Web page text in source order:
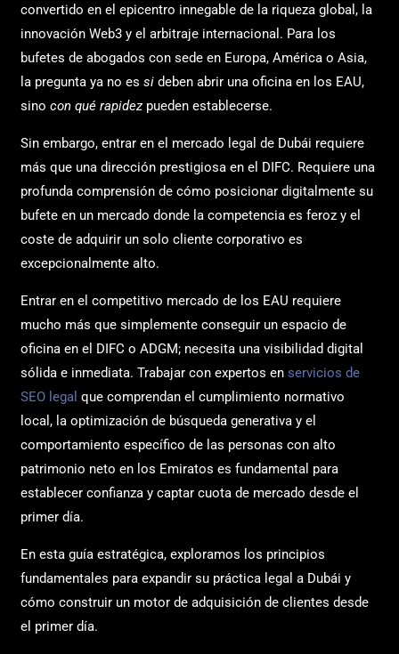
convertido en el epicentro innegable de la riqueza global, la
innovación Web3 y el arbitraje internacional. Para los
bufetes de abogados con sede en Europa, América o Asia,
la pregunta ya no essi deben abrir una oficina en los EAU,
sinocon qué rapidez pueden establecerse.
Sin embargo, entrar en el mercado legal de Dubái requiere
más que una dirección prestigiosa en el DIFC. Requiere una
profunda comprensión de cómo posicionar digitalmente su
bufete en un mercado donde la competencia es feroz y el
coste de adquirir un solo cliente corporativo es
excepcionalmente alto.
Entrar en el competitivo mercado de los EAU requiere
mucho más que simplemente conseguir un espacio de
oficina en el DIFC o ADGM; necesita una visibilidad digital
sólida e inmediata. Trabajar con expertos enservicios de
SEO legal que comprendan el cumplimiento normativo
local, la optimización de búsqueda generativa y el
comportamiento específico de las personas con alto
patrimonio neto en los Emiratos es fundamental para
establecer confianza y captar cuota de mercado desde el
primer día.
En esta guía estratégica, exploramos los principios
fundamentales para expandir su práctica legal a Dubái y
cómo construir un motor de adquisición de clientes desde
el primer día.